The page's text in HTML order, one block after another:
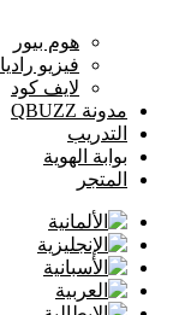
هوم بيور
فيزيو
لايف كود
مدونة QBUZZ
التدريب
بوابة الهوية
المتجر